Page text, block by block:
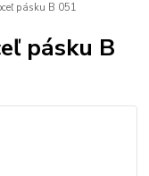
pásku B 051
pásku B